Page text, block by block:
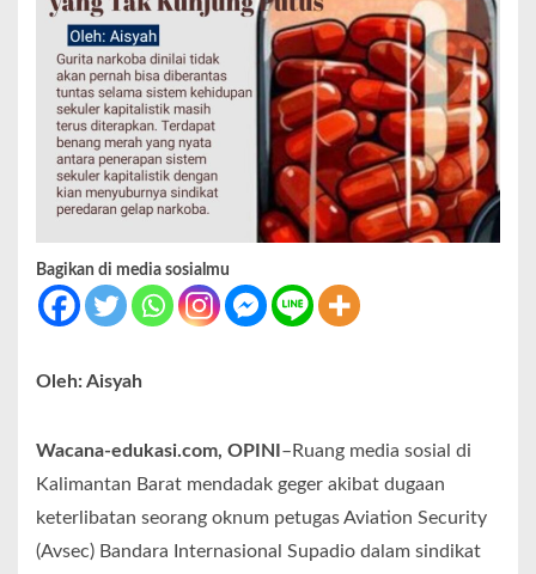
Bagikan di media sosialmu
Oleh: Aisyah
Wacana-edukasi.com, OPINI –Ruang media sosial di
Kalimantan Barat mendadak geger akibat dugaan
keterlibatan seorang oknum petugas Aviation Security
(Avsec) Bandara Internasional Supadio dalam sindikat